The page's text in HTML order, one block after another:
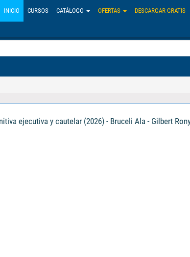
INICIO CURSOS CATÁLOGO OFERTAS DESCARGAR GRATIS
ejecutiva y cautelar (2026) - Bruceli Ala - Gilbert